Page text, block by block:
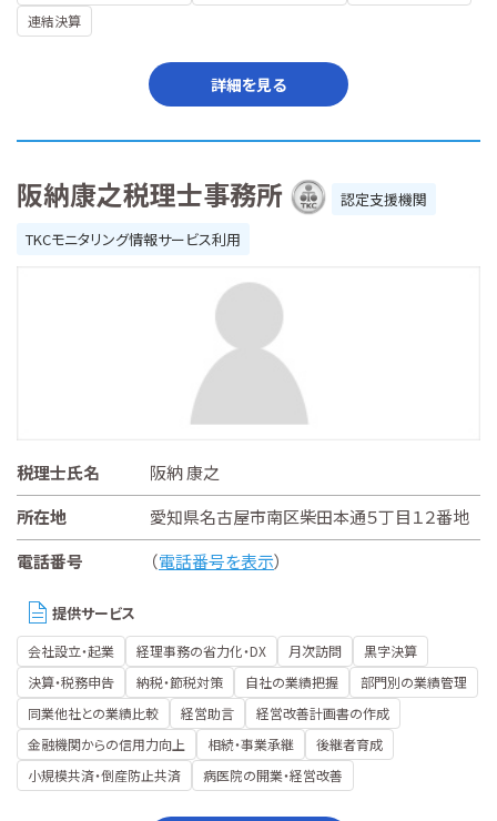
連結決算
詳細を見る
阪納康之税理士事務所
認定支援機関
TKCモニタリング情報サービス利用
税理士氏名
阪納 康之
所在地
愛知県名古屋市南区柴田本通５丁目１２番地
電話番号
（電話番号を表示）
提供サービス
会社設立・起業 経理事務の省力化・DX 月次訪問
黒字決算
決算・税務申告
納税・節税対策 自社の業績把握
部門別の業績管理
同業他社との業績比較
経営助言
経営改善計画書の作成
金融機関からの信用力向上
相続・事業承継
後継者育成
小規模共済・倒産防止共済
病医院の開業・経営改善